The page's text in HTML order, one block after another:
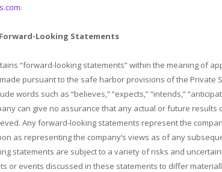
.
Looking Statements
“forward-looking statements” within the meaning of
pursuant to the safe harbor provisions of the Private
words such as “believes,” “expects,” “intends,”
can give no assurance that any actual or future results
Any forward-looking statements represent the
as representing the company’s views as of any
statements are subject to a variety of risks and
or events discussed in these statements to differ